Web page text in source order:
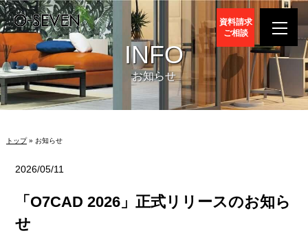
資料請求
ご相談
INFO
お知らせ
トップ» お知らせ
2026/05/11
「O7CAD 2026」正式リリースのお知ら
せ